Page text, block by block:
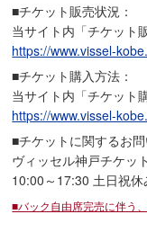
■チケット販売状況：
当サイト内「チケット
https://www.vissel-
■チケット購入方法：
当サイト内「チケット
https://www.vissel-
■チケットに関するお問
ヴィッセル神戸チケッ
10:00～17:30 土日祝休
■バック自由席完売に伴う